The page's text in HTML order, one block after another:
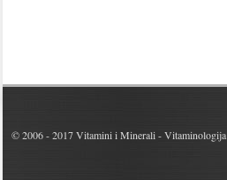
© 2006 - 2017Vitamini i Minerali - Vitaminologija